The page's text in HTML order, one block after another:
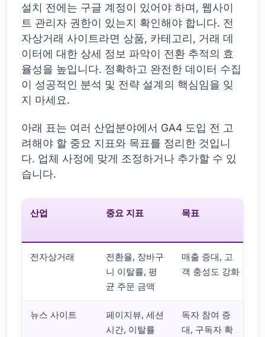
설치 전에는 구글 계정이 있어야 하며, 웹사이
트 관리자 권한이 있는지 확인해야 합니다. 전
자상거래 사이트라면 상품, 카테고리, 거래 데
이터에 대한 상세 정보 파악이 전환 추적의 효
율성을 높입니다. 정확하고 완전한 데이터 수집
이 성공적인 분석 및 전략 설계의 핵심임을 잊
지 마세요.
아래 표는 여러 산업분야에서 GA4 도입 전 고
려해야 할 중요 지표와 목표를 정리한 것입니
다. 업체 사정에 맞게 조정하거나 추가할 수 있
습니다.
산업 중요 지표 목표
전자상거래
전환율, 장바구
니 이탈률, 평
균 주문 금액
매출 증대, 고
객 충성도 강화
뉴스 사이트
페이지뷰, 세션
시간, 이탈률
독자 참여 증
대, 구독자 확